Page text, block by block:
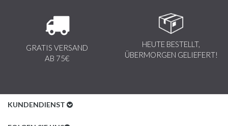
GRATIS VERSAND
AB 75€
HEUTE BESTELLT,
ÜBERMORGEN GELIEFERT!
KUNDENDIENST
Kundenservice